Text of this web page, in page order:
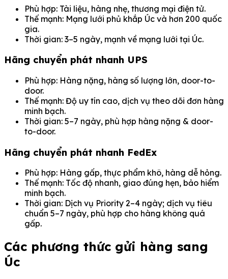
Phù hợp: Tài liệu, hàng nhẹ, thương mại điện tử.
Thế mạnh: Mạng lưới phủ khắp Úc và hơn 200 quốc
gia.
Thời gian: 3–5 ngày, mạnh về mạng lưới tại Úc.
Hãng chuyển phát nhanh UPS
Phù hợp: Hàng nặng, hàng số lượng lớn, door-to-
door.
Thế mạnh: Độ uy tín cao, dịch vụ theo dõi đơn hàng
minh bạch.
Thời gian: 5–7 ngày, phù hợp hàng nặng & door-
to-door.
Hãng chuyển phát nhanh FedEx
Phù hợp: Hàng gấp, thực phẩm khô, hàng dễ hỏng.
Thế mạnh: Tốc độ nhanh, giao đúng hẹn, bảo hiểm
minh bạch.
Thời gian: Dịch vụ Priority 2–4 ngày; dịch vụ tiêu
chuẩn 5–7 ngày, phù hợp cho hàng không quá
gấp.
Các phương thức gửi hàng sang
Úc